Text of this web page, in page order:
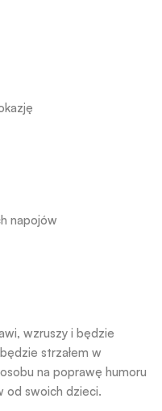
napojów
wzruszy i będzie
strzałem w
na poprawę humoru
od swoich dzieci.